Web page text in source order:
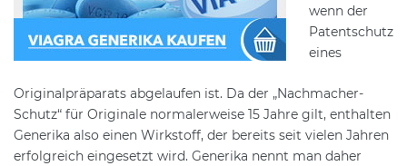
wenn der
Patentschutz
eines
Originalpräparats abgelaufen ist. Da der „Nachmacher-
Schutz“ für Originale normalerweise 15 Jahre gilt, enthalten
Generika also einen Wirkstoff, der bereits seit vielen Jahren
erfolgreich eingesetzt wird. Generika nennt man daher